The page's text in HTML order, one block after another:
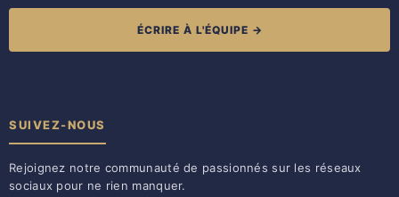
ÉCRIRE À L'ÉQUIPE →
SUIVEZ-NOUS
Rejoignez notre communauté de passionnés sur les réseaux
sociaux pour ne rien manquer.